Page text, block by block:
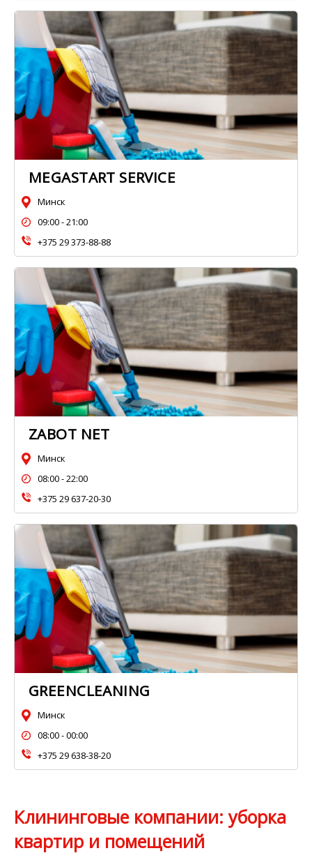
MEGASTART SERVICE
Минск
09:00 - 21:00
+375 29 373-88-88
ZABOT NET
Минск
08:00 - 22:00
+375 29 637-20-30
GREENCLEANING
Минск
08:00 - 00:00
+375 29 638-38-20
Клининговые компании: уборка
квартир и помещений